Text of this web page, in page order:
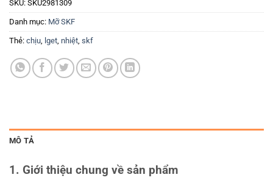
SKU: SKU2981309
Danh mục: Mỡ SKF
Thẻ: chịu lget nhiệt skf
MÔ TẢ
1. Giới thiệu chung về sản phẩm